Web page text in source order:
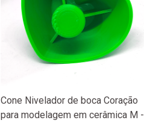
Cone Nivelador de boca Coração
para modelagem em cerâmica M -